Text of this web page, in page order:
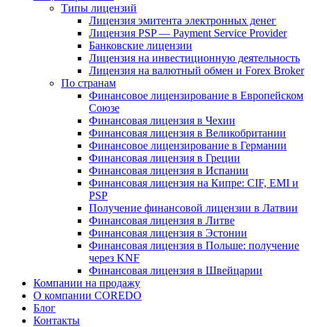
Типы лицензий
Лицензия эмитента электронных денег
Лицензия PSP — Payment Service Provider
Банковские лицензии
Лицензия на инвестиционную деятельность
Лицензия на валютный обмен и Forex Broker
По странам
Финансовое лицензирование в Европейском
Союзе
Финансовая лицензия в Чехии
Финансовая лицензия в Великобритании
Финансовое лицензирование в Германии
Финансовая лицензия в Греции
Финансовая лицензия в Испании
Финансовая лицензия на Кипре: CIF, EMI и
PSP
Получение финансовой лицензии в Латвии
Финансовая лицензия в Литве
Финансовая лицензия в Эстонии
Финансовая лицензия в Польше: получение
через KNF
Финансовая лицензия в Швейцарии
Компании на продажу
О компании COREDO
Блог
Контакты